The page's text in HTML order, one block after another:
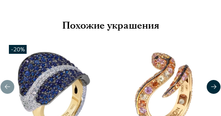
Похожие украшения
-20%